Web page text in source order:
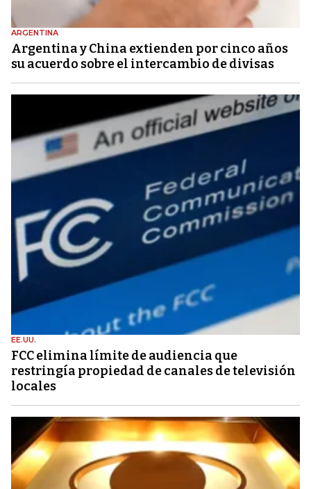
ARGENTINA
Argentina y China extienden por cinco años
su acuerdo sobre el intercambio de divisas
EE.UU.
FCC elimina límite de audiencia que
restringía propiedad de canales de televisión
locales